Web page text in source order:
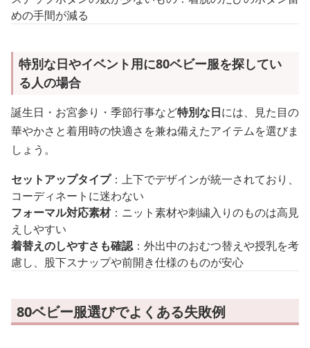
めの手間が減る
特別な日やイベント用に80ベビー服を探してい
る人の場合
誕生日・お宮参り・季節行事など特別な日には、見た目の
華やかさと着用時の快適さを兼ね備えたアイテムを選びま
しょう。
セットアップタイプ：上下でデザインが統一されており、
コーディネートに迷わない
フォーマル対応素材：ニット素材や刺繍入りのものは高見
えしやすい
着替えのしやすさも確認：外出中のおむつ替えや授乳を考
慮し、股下スナップや前開き仕様のものが安心
80ベビー服選びでよくある失敗例